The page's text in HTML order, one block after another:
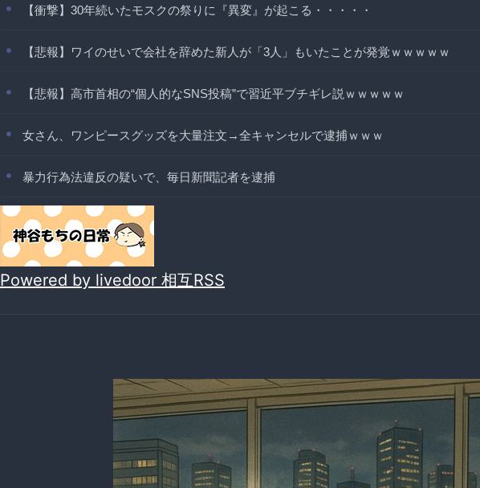
【衝撃】30年続いたモスクの祭りに『異変』が起こる・・・・・
【悲報】ワイのせいで会社を辞めた新人が「3人」もいたことが発覚ｗｗｗｗｗ
【悲報】高市首相の“個人的なSNS投稿”で習近平ブチギレ説ｗｗｗｗｗ
女さん、ワンピースグッズを大量注文→全キャンセルで逮捕ｗｗｗ
暴力行為法違反の疑いで、毎日新聞記者を逮捕
Powered by livedoor 相互RSS